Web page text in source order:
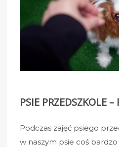
PSIE PRZEDSZKOLE
Podczas zajęć psiego
w naszym psie coś